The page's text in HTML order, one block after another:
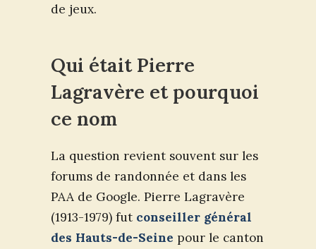
de jeux.
Qui était Pierre
Lagravère et pourquoi
ce nom
La question revient souvent sur les
forums de randonnée et dans les
PAA de Google. Pierre Lagravère
(1913-1979) fut conseiller général
des Hauts-de-Seine pour le canton